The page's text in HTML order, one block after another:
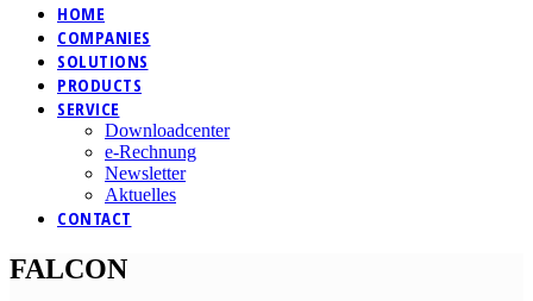
HOME
COMPANIES
SOLUTIONS
PRODUCTS
SERVICE
Downloadcenter
e-Rechnung
Newsletter
Aktuelles
CONTACT
FALCON